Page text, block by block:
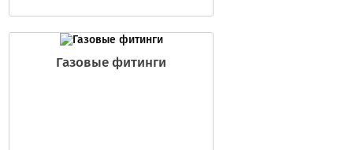
Газовые фитинги